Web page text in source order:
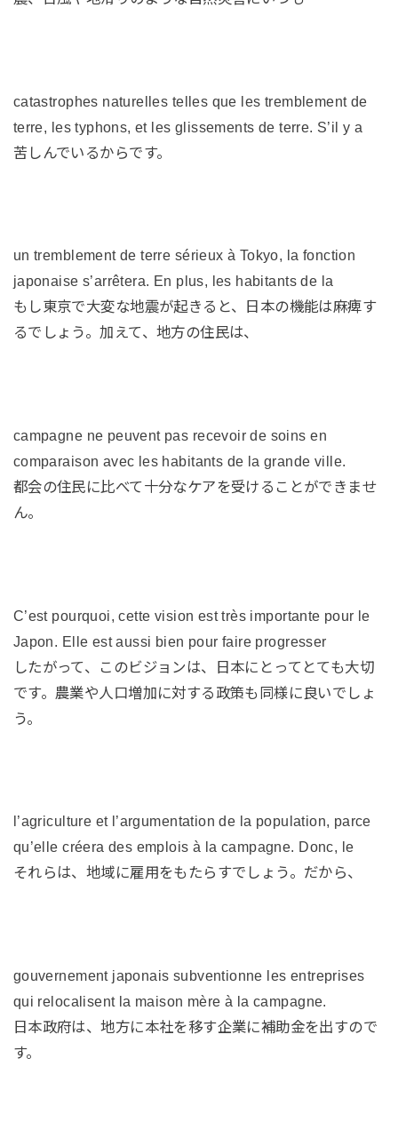
catastrophes naturelles telles que les tremblement de
terre, les typhons, et les glissements de terre. S’il y a
苦しんでいるからです。
un tremblement de terre sérieux à Tokyo, la fonction
japonaise s’arrêtera. En plus, les habitants de la
もし東京で大変な地震が起きると、日本の機能は麻痺す
るでしょう。加えて、地方の住民は、
campagne ne peuvent pas recevoir de soins en
comparaison avec les habitants de la grande ville.
都会の住民に比べて十分なケアを受けることができませ
ん。
C’est pourquoi, cette vision est très importante pour le
Japon. Elle est aussi bien pour faire progresser
したがって、このビジョンは、日本にとってとても大切
です。農業や人口増加に対する政策も同様に良いでしょ
う。
l’agriculture et l’argumentation de la population, parce
qu’elle créera des emplois à la campagne. Donc, le
それらは、地域に雇用をもたらすでしょう。だから、
gouvernement japonais subventionne les entreprises
qui relocalisent la maison mère à la campagne.
日本政府は、地方に本社を移す企業に補助金を出すので
す。